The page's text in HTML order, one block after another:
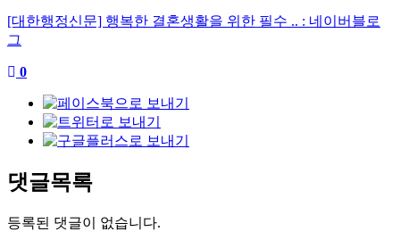
[대한행정신문] 행복한 결혼생활을 위한 필수 .. : 네이버블로
그
0
댓글목록
등록된 댓글이 없습니다.